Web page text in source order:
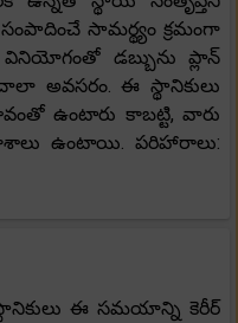
సామర్థ్యం క్రమంగా
వినియోగంతో డబ్బును ప్లాన్
అవసరం. ఈ స్థానికులు
ఉంటారు కాబట్టి, వారు
ఉంటాయి. పరిహారాలు:
ఈ సమయాన్ని కెరీర్